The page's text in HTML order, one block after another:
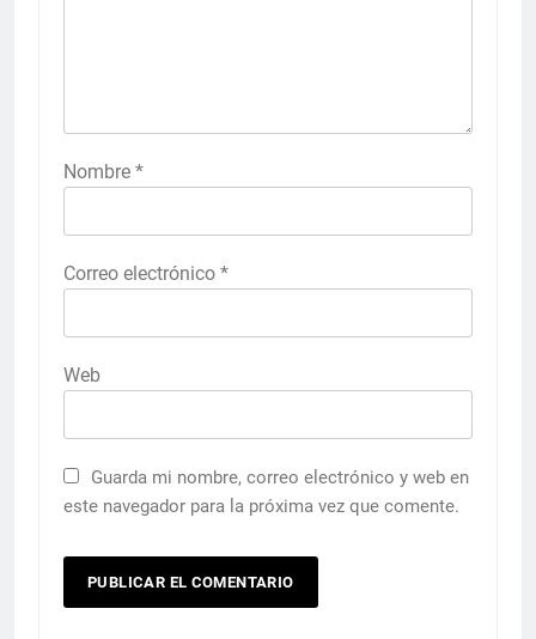
Nombre *
Correo electrónico *
Web
Guarda mi nombre, correo electrónico y web en
este navegador para la próxima vez que comente.